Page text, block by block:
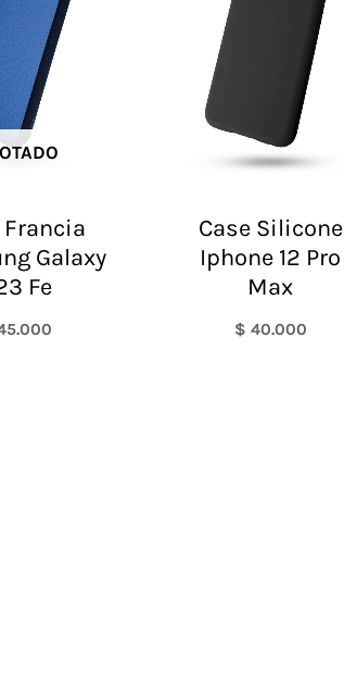
Francia
Galaxy
Fe
Case Silicone
Iphone 12 Pro
Max
$ 40.000